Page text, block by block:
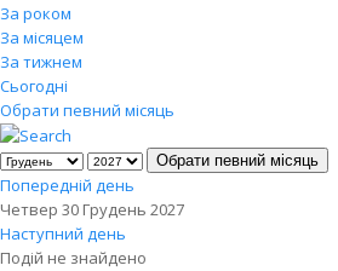
За роком
За місяцем
За тижнем
Сьогодні
Обрати певний місяць
Обрати певний місяць
Попередній день
Четвер 30 Грудень 2027
Наступний день
Подій не знайдено